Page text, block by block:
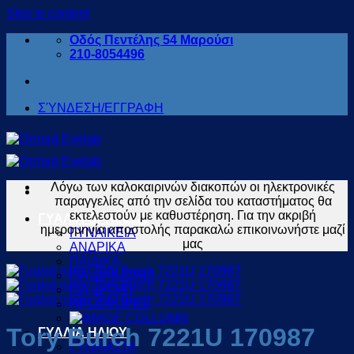
Skip to content
Οδός Πεντέλης 54 Μαρούσι
210-8054496
ΣΎΝΔΕΣΗ/ΕΓΓΡΑΦΗ
ΓΥΑΛΙΑ ΟΡΑΣΕΩΣ
ΓΥΝΑΙΚΕΙΑ
ΑΝΔΡΙΚΑ
ΠΑΙΔΙΚΑ
ΓΙΑ ΔΙΑΒΑΣΜΑ
ΓΙΑ SPORT
ΠΡΟΣΦΟΡΕΣ
ΓΥΑΛΙΑ ΗΛΙΟΥ
ΓΥΝΑΙΚΕΙΑ
Λόγω των καλοκαιρινών διακοπών οι ηλεκτρονικές
παραγγελίες από την σελίδα του καταστήματος θα
εκτελεστούν με καθυστέρηση. Για την ακριβή
ημερομηνία αποστολής παρακαλώ επικοινωνήστε μαζί
μας
Tory Burch 7221U 170987